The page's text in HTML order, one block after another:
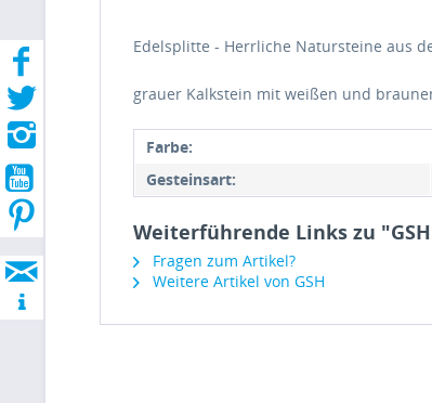
Edelsplitte - Herrliche Natursteine aus
grauer Kalkstein mit weißen und
Farbe:
Gesteinsart:
Weiterführende Links zu
Fragen zum Artikel?
Weitere Artikel von GSH